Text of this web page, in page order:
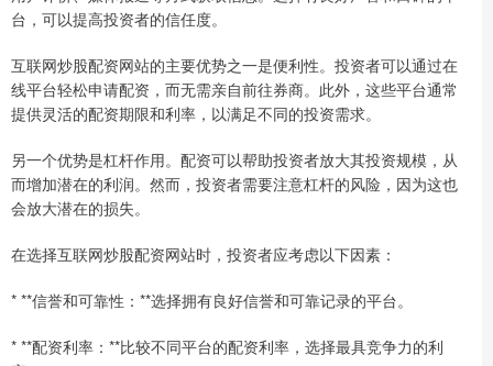
台，可以提高投资者的信任度。
互联网炒股配资网站的主要优势之一是便利性。投资者可以通过在
线平台轻松申请配资，而无需亲自前往券商。此外，这些平台通常
提供灵活的配资期限和利率，以满足不同的投资需求。
另一个优势是杠杆作用。配资可以帮助投资者放大其投资规模，从
而增加潜在的利润。然而，投资者需要注意杠杆的风险，因为这也
会放大潜在的损失。
在选择互联网炒股配资网站时，投资者应考虑以下因素：
* **信誉和可靠性：**选择拥有良好信誉和可靠记录的平台。
* **配资利率：**比较不同平台的配资利率，选择最具竞争力的利